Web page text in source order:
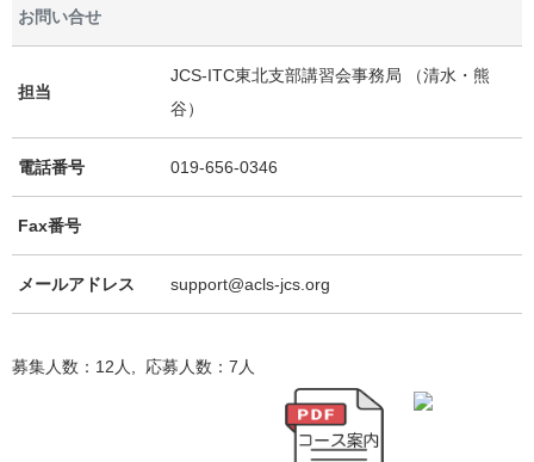
お問い合せ
担当
JCS-ITC東北支部講習会事務局 （清水・熊
谷）
電話番号 019-656-0346
Fax番号
メールアドレス support@acls-jcs.org
募集人数：12人, 応募人数：7人